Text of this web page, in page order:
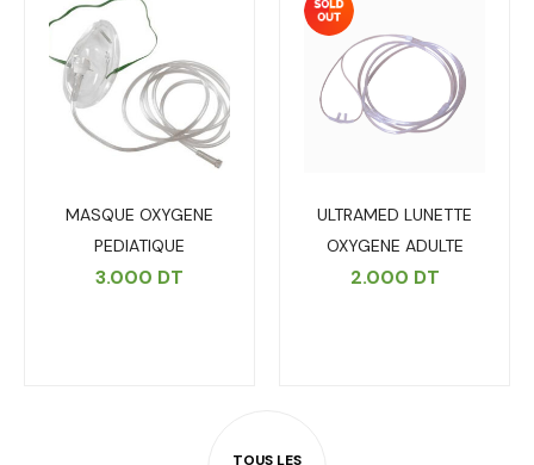
MASQUE OXYGENE
PEDIATIQUE
3.000 DT
ULTRAMED LUNETTE
OXYGENE ADULTE
2.000 DT